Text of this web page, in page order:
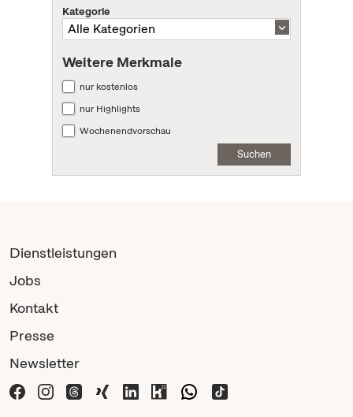
Kategorie
Weitere Merkmale
nur kostenlos
nur Highlights
Wochenendvorschau
Suchen
Dienstleistungen
Jobs
Kontakt
Presse
Newsletter